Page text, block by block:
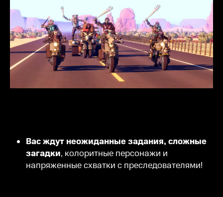
Вас ждут неожиданные задания, сложные
загадки, колоритные персонажи и
напряженные схватки с преследователями!